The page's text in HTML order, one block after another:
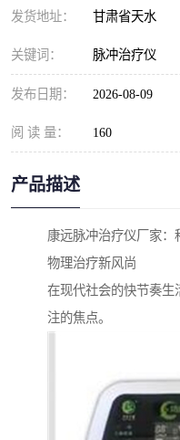
发货地址： 甘肃省天水
关键词： 脉冲治疗仪
发布日期： 2026-08-09
阅 读 量： 160
产品描述
康远脉冲治疗仪厂家
物理治疗新风尚
在现代社会的快节奏生
注的焦点。